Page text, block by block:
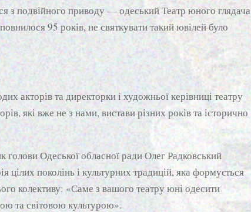
з подвійного приводу — одеський Театр юного глядача
95 років, не святкувати такий ювілей було
акторів та директорки і художньої керівниці театру
які вже не з нами, вистави різних років та історично
голови Одеської обласної ради Олег Радковський
цілих поколінь і культурних традицій, яка формується
колективу: «Саме з вашого театру юні одесити
та світовою культурою».